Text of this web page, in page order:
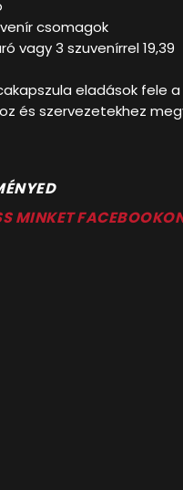
csomagok
vagy 3 szuvenírrel 19,39
eladások fele a
és szervezetekhez
MINKET